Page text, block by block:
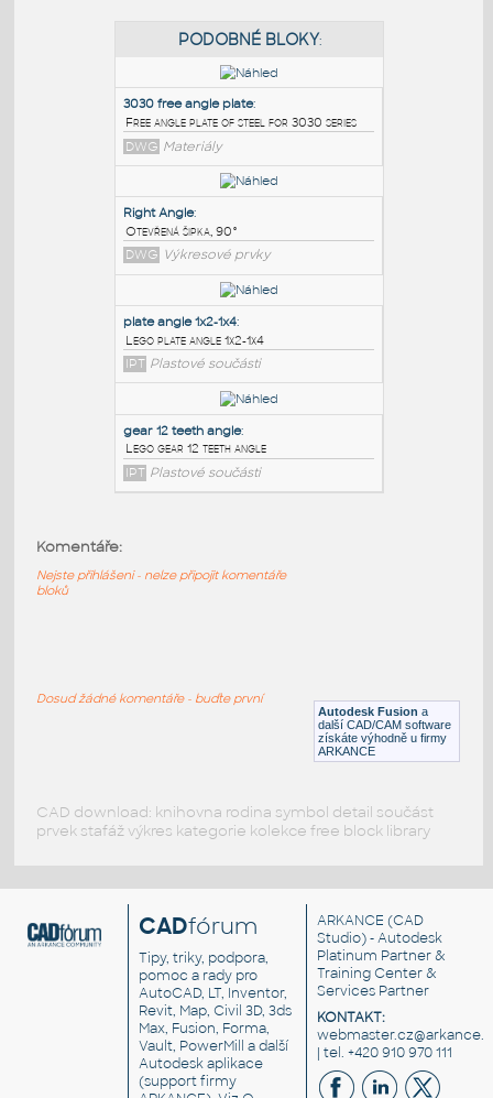
PODOBNÉ BLOKY:
3030 free angle plate:
Free angle plate of steel for 3030 series
DWG Materiály
Right Angle:
Otevřená šipka, 90°
DWG Výkresové prvky
IPT Plastové součásti
Plastové součásti Autodesk Fusion a
další CAD/CAM software
získáte výhodně u firmy
ARKANCE
Komentáře:
Nejste přihlášeni - nelze připojit komentáře
bloků
Dosud žádné komentáře - buďte první
CAD download: knihovna rodina symbol detail součást
prvek stafáž výkres kategorie kolekce free block library
CADfórum
Tipy, triky, podpora,
pomoc a rady pro
AutoCAD, LT, Inventor,
Revit, Map, Civil 3D, 3ds
Max, Fusion, Forma,
Vault, PowerMill a další
Autodesk aplikace
(support firmy
ARKANCE (CAD
Studio) - Autodesk
Platinum Partner &
Training Center &
Services Partner
KONTAKT:
| tel. +420 910 970 111